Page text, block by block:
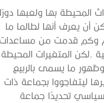
توحدها قبل ٤٨ عاماً مع تغير الأحداث المحيطة بها ولعبها دورًا
أن يعرف أنها لطالما ما
وكم قدمت من مساعدات
.لكن المتغيرات المحيطة
ما يسمى بالربيع
ليتفاجووا بجماعة ذات
تحديدًا جماعة